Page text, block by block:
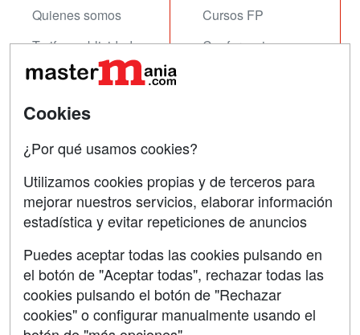
Quienes somos
Tarifas publicidad
Acceso Usuarios
Acceso Centros
Cursos FP
Conferencias
Contactar
Confidencialidad
Aviso legal
Copyleft
Cookies
¿Por qué usamos cookies?
Utilizamos cookies propias y de terceros para
mejorar nuestros servicios, elaborar información
estadística y evitar repeticiones de anuncios
Puedes aceptar todas las cookies pulsando en
el botón de "Aceptar todas", rechazar todas las
cookies pulsando el botón de "Rechazar
cookies" o configurar manualmente usando el